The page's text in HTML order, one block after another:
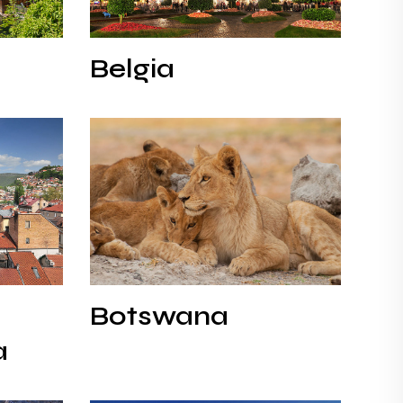
Belgia
Belgia
Botswana
Botswana
Botswana